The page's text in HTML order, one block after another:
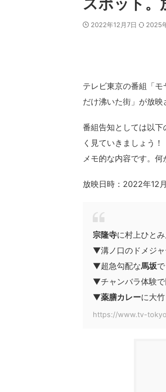
スポット。
2022年12月7日 2025
テレビ東京の番組「
だけ沸いた街」が放映
番組告知としては以
く見ていきましょう！
メモ的な内容です。何
放映日時：2022年12
宗隆寺に村上ひと
▼溝ノ口のドメジ
▼超急勾配な馬坂
▼チャンバラ体験で
▼薬膳カレーに大
https://www.tv-